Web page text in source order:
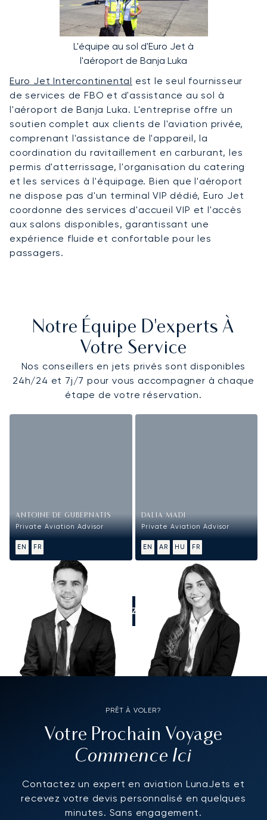
L'équipe au sol d'Euro Jet à
l'aéroport de Banja Luka
Euro Jet Intercontinental est le seul fournisseur
de services de FBO et d'assistance au sol à
l'aéroport de Banja Luka. L'entreprise offre un
soutien complet aux clients de l'aviation privée,
comprenant l'assistance de l'appareil, la
coordination du ravitaillement en carburant, les
permis d'atterrissage, l'organisation du catering
et les services à l'équipage. Bien que l'aéroport
ne dispose pas d'un terminal VIP dédié, Euro Jet
coordonne des services d'accueil VIP et l'accès
aux salons disponibles, garantissant une
expérience fluide et confortable pour les
passagers.
Notre Équipe D'experts À
Votre Service
Nos conseillers en jets privés sont disponibles
24h/24 et 7j/7 pour vous accompagner à chaque
étape de votre réservation.
ANTOINE DE GUBERNATIS
Private Aviation Advisor
EN FR
DALIA MADI
Private Aviation Advisor
EN AR HU FR
APPELEZ-NOUS
PRÊT À VOLER?
Votre Prochain Voyage
Commence Ici
Contactez un expert en aviation LunaJets et
recevez votre devis personnalisé en quelques
minutes. Sans engagement.